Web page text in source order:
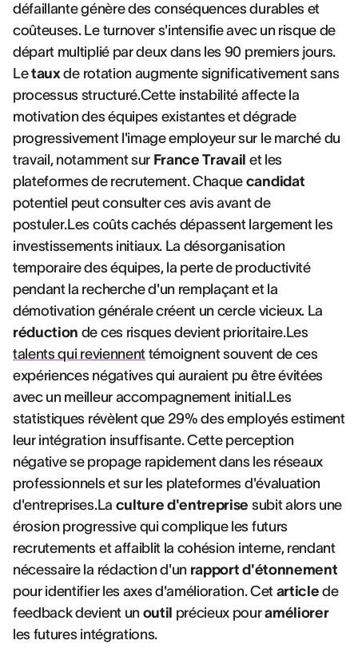
défaillante génère des conséquences durables et
coûteuses. Le turnover s'intensifie avec un risque de
départ multiplié par deux dans les 90 premiers jours.
Letauxde rotation augmente significativement sans
processus structuré.Cette instabilité affecte la
motivation des équipes existantes et dégrade
progressivement l'image employeur sur le marché du
travail, notamment sur France Travail et les
plateformes de recrutement. Chaque candidat
potentiel peut consulter ces avis avant de
postuler.Les coûts cachés dépassent largement les
investissements initiaux. La désorganisation
temporaire des équipes, la perte de productivité
pendant la recherche d'un remplaçant et la
démotivation générale créent un cercle vicieux. La
réduction de ces risques devient prioritaire.Les
talents qui reviennenttémoignent souvent de ces
expériences négatives qui auraient pu être évitées
avec un meilleur accompagnement initial.Les
statistiques révèlent que 29% des employés estiment
leur intégration insuffisante. Cette perception
négative se propage rapidement dans les réseaux
professionnels et sur les plateformes d'évaluation
d'entreprises.La culture d'entreprise subit alors une
érosion progressive qui complique les futurs
recrutements et affaiblit la cohésion interne, rendant
nécessaire la rédaction d'un rapport d'étonnement
pour identifier les axes d'amélioration. Cet article de
feedback devient un outil précieux pouraméliorer
les futures intégrations.